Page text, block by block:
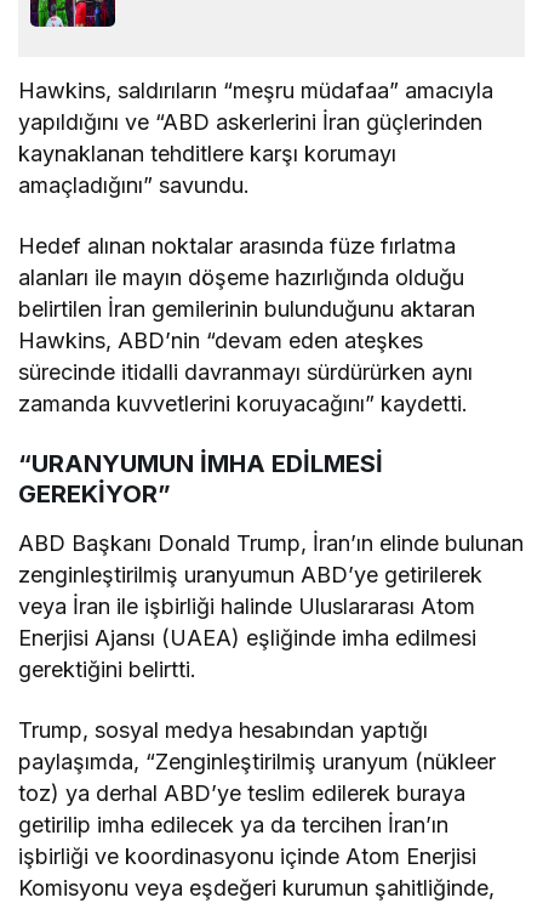
Hawkins, saldırıların “meşru müdafaa” amacıyla
yapıldığını ve “ABD askerlerini İran güçlerinden
kaynaklanan tehditlere karşı korumayı
amaçladığını” savundu.
Hedef alınan noktalar arasında füze fırlatma
alanları ile mayın döşeme hazırlığında olduğu
belirtilen İran gemilerinin bulunduğunu aktaran
Hawkins, ABD’nin “devam eden ateşkes
sürecinde itidalli davranmayı sürdürürken aynı
zamanda kuvvetlerini koruyacağını” kaydetti.
“URANYUMUN İMHA EDİLMESİ
GEREKİYOR”
ABD Başkanı Donald Trump, İran’ın elinde bulunan
zenginleştirilmiş uranyumun ABD’ye getirilerek
veya İran ile işbirliği halinde Uluslararası Atom
Enerjisi Ajansı (UAEA) eşliğinde imha edilmesi
gerektiğini belirtti.
Trump, sosyal medya hesabından yaptığı
paylaşımda, “Zenginleştirilmiş uranyum (nükleer
toz) ya derhal ABD’ye teslim edilerek buraya
getirilip imha edilecek ya da tercihen İran’ın
işbirliği ve koordinasyonu içinde Atom Enerjisi
Komisyonu veya eşdeğeri kurumun şahitliğinde,